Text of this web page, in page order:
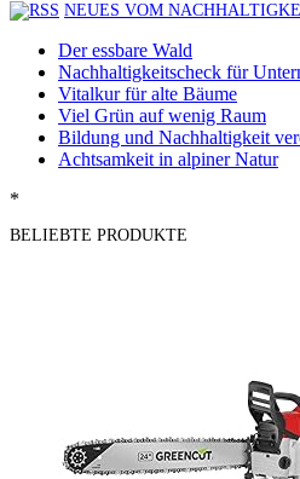
NEUES VOM
Der essbare Wald
Nachhaltigkeitscheck für
Vitalkur für alte Bäume
Viel Grün auf wenig Raum
Bildung und Nachhaltigkeit
Achtsamkeit in alpiner Natur
*
BELIEBTE PRODUKTE